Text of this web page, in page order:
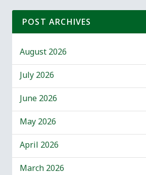
POST ARCHIVES
August 2026
July 2026
June 2026
May 2026
April 2026
March 2026